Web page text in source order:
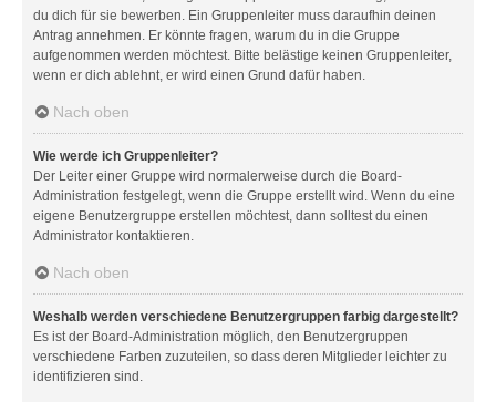
du dich für sie bewerben. Ein Gruppenleiter muss daraufhin deinen
Antrag annehmen. Er könnte fragen, warum du in die Gruppe
aufgenommen werden möchtest. Bitte belästige keinen Gruppenleiter,
wenn er dich ablehnt, er wird einen Grund dafür haben.
Nach oben
Wie werde ich Gruppenleiter?
Der Leiter einer Gruppe wird normalerweise durch die Board-
Administration festgelegt, wenn die Gruppe erstellt wird. Wenn du eine
eigene Benutzergruppe erstellen möchtest, dann solltest du einen
Administrator kontaktieren.
Nach oben
Weshalb werden verschiedene Benutzergruppen farbig dargestellt?
Es ist der Board-Administration möglich, den Benutzergruppen
verschiedene Farben zuzuteilen, so dass deren Mitglieder leichter zu
identifizieren sind.